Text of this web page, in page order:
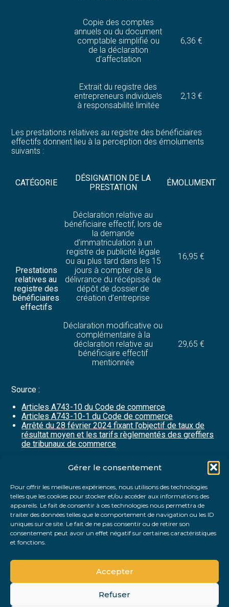
Gérer le consentement
Pour offrir les meilleures expériences, nous utilisons des technologies
telles que les cookies pour stocker et/ou accéder aux informations des
appareils. Le fait de consentir à ces technologies nous permettra de
traiter des données telles que le comportement de navigation ou les ID
uniques sur ce site. Le fait de ne pas consentir ou de retirer son
consentement peut avoir un effet négatif sur certaines caractéristiques
et fonctions.
Accepter
Refuser
Copie des comptes
annuels ou du document
comptable simplifié ou
de la déclaration
d’affectation
6,36 €
Extrait du registre des
entrepreneurs individuels
à responsabilité limitée
2,13 €
Les prestations relatives au registre des bénéficiaires
effectifs donnent lieu à la perception des émoluments
suivants :
CATÉGORIE
DÉSIGNATION DE LA
PRESTATION
ÉMOLUMENT
Prestations
relatives au
registre des
bénéficiaires
effectifs
Déclaration relative au
bénéficiaire effectif, lors de
la demande
d’immatriculation à un
registre de publicité légale
ou au plus tard dans les 15
jours à compter de la
délivrance du récépissé de
dépôt de dossier de
création d’entreprise
16,95 €
Déclaration modificative ou
complémentaire à la
déclaration relative au
bénéficiaire effectif
mentionnée
29,65 €
Source :
Articles A743-10 du Code de commerce
Articles A743-10-1 du Code de commerce
Arrêté du 28 février 2024 fixant l’objectif de taux de
résultat moyen et les tarifs règlementés des greffiers
de tribunaux de commerce
FaceBook
TwitterLinkedIn